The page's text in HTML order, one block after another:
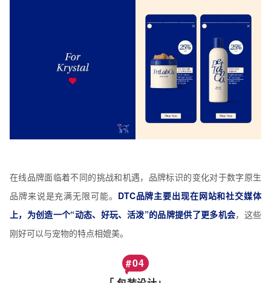
在线品牌面临着不同的挑战和机遇，品牌标识的变化对于数字原生
品牌来说是充满无限可能。 DTC品牌主要出现在网站和社交媒体
上，为创造一个“动态、好玩、活泼”的品牌提供了更多机会，这些
刚好可以与宠物的特点相媲美。
#04